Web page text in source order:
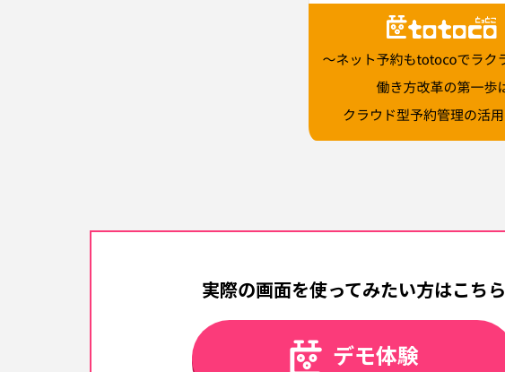
実際の画面を使ってみたい方はこちら
デモ体験